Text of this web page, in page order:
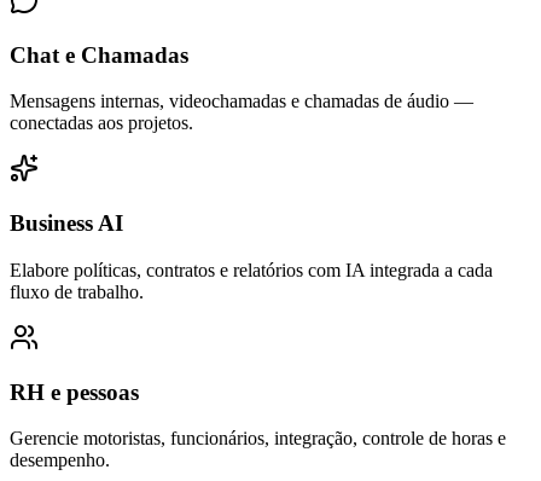
Chat e Chamadas
Mensagens internas, videochamadas e chamadas de áudio —
conectadas aos projetos.
Business AI
Elabore políticas, contratos e relatórios com IA integrada a cada
fluxo de trabalho.
RH e pessoas
Gerencie motoristas, funcionários, integração, controle de horas e
desempenho.